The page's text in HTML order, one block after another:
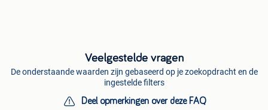
Veelgestelde vragen
De onderstaande waarden zijn gebaseerd op je zoekopdracht en de
ingestelde filters
Deel opmerkingen over deze FAQ